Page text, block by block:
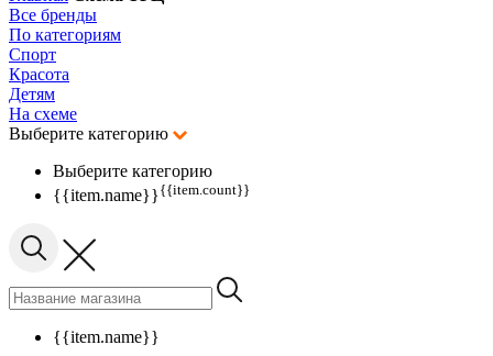
Все бренды
По категориям
Спорт
Красота
Детям
На схеме
Выберите категорию
Выберите категорию
{{item.name}}{{item.count}}
{{item.name}}